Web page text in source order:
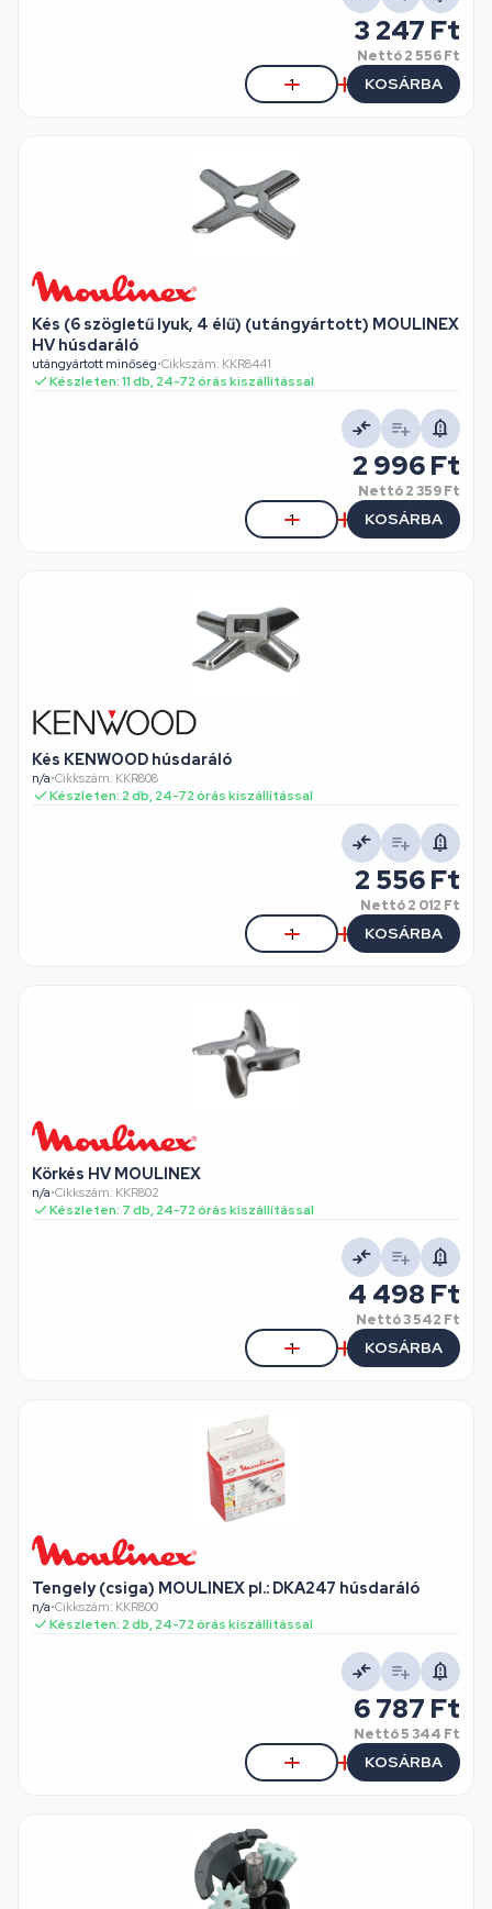
3 247 Ft
Nettó2 556 Ft
KOSÁRBA
Kés (6 szögletű lyuk, 4 élű) (utángyártott) MOULINEX
HV húsdaráló
utángyártott minőség•Cikkszám: KKR8441
Készleten: 11 db, 24-72 órás kiszállítással
2 996 Ft
Nettó2 359 Ft
KOSÁRBA
Kés KENWOOD húsdaráló
n/a•Cikkszám: KKR808
Készleten: 2 db, 24-72 órás kiszállítással
2 556 Ft
Nettó2 012 Ft
KOSÁRBA
Körkés HV MOULINEX
n/a•Cikkszám: KKR802
Készleten: 7 db, 24-72 órás kiszállítással
4 498 Ft
Nettó3 542 Ft
KOSÁRBA
Tengely (csiga) MOULINEX pl.: DKA247 húsdaráló
n/a•Cikkszám: KKR800
Készleten: 2 db, 24-72 órás kiszállítással
6 787 Ft
Nettó5 344 Ft
KOSÁRBA